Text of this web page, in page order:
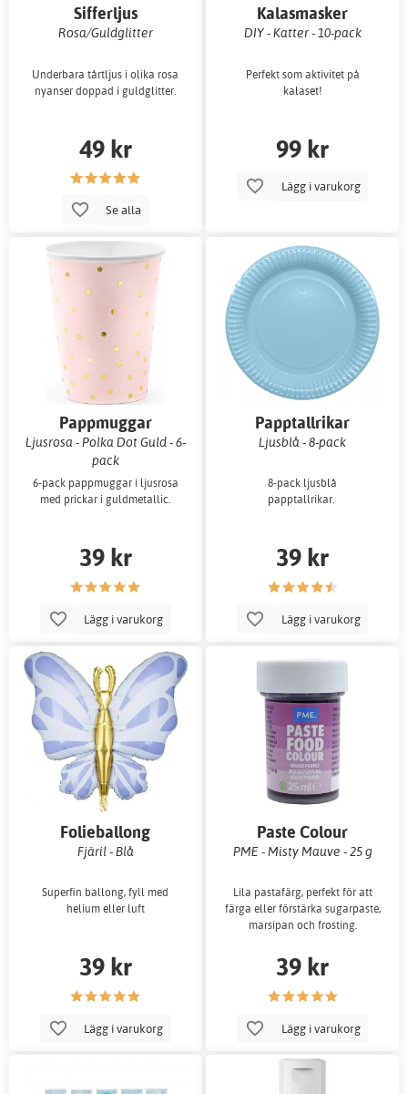
Sifferljus
Rosa/Guldglitter
Underbara tårtljus i olika rosa
nyanser doppad i guldglitter.
49 kr
Se alla
Kalasmasker
DIY - Katter - 10-pack
Perfekt som aktivitet på
kalaset!
99 kr
Lägg i varukorg
Pappmuggar
Ljusrosa - Polka Dot Guld - 6-
pack
6-pack pappmuggar i ljusrosa
med prickar i guldmetallic.
39 kr
Lägg i varukorg
Papptallrikar
Ljusblå - 8-pack
8-pack ljusblå
papptallrikar.
39 kr
Lägg i varukorg
Folieballong
Fjäril - Blå
Superfin ballong, fyll med
helium eller luft
39 kr
Lägg i varukorg
Paste Colour
PME - Misty Mauve - 25 g
Lila pastafärg, perfekt för att
färga eller förstärka sugarpaste,
marsipan och frosting.
39 kr
Lägg i varukorg